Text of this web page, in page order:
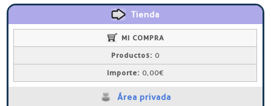
Tienda
MI COMPRA
Productos: 0
Importe: 0,00€
Área privada